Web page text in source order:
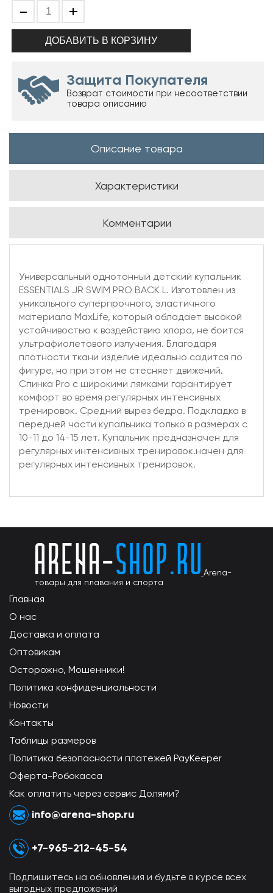
- +
Защита Покупателя
Возврат стоимости при несоответствии
товара описанию
Описание товара
Характеристики
Комментарии
Универсальный однотонный детский купальник
ESSENTIALS JR SWIM PRO BACK L. Изготовлен из
уникального суперпрочного, эластичного
материала MaxLife, который обладает высокой
устойчивостью к воздействию хлора, не боится
ультрафиолетового излучения. Благодаря
плотности ткани изделие идеально садится по
фигуре, но при этом не стесняет движений.
Спинка Pro с широкими лямками гарантирует
комфорт во время регулярных интенсивных
тренировок. Средний вырез бедра. Подкладка в
передней части купальника только в размерах с
10-11 до 14-15 лет. Купальник предназначен для
регулярных интенсивных тренировок.начен для
регулярных интенсивных тренировок.
Arena-
товары для плавания и спорта
Главная
О нас
Доставка и оплата
Оптовикам
Осторожно, Мошенники!
Политика конфиденциальности
Новости
Контакты
Таблицы размеров
Политика безопасности платежей PayKeeper
Оферта-Робокасса
Как оплатить через сервис Долями?
info@arena-shop.ru
+7-965-212-45-54
Подпишитесь на обновления и будьте в курсе всех
выгодных предложений